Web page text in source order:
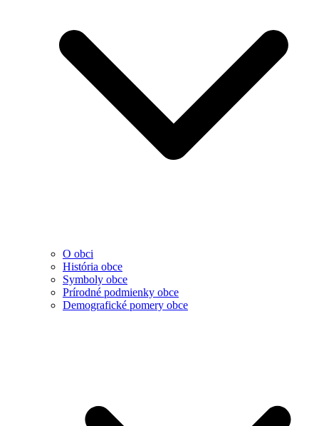
O obci
História obce
Symboly obce
Prírodné podmienky obce
Demografické pomery obce